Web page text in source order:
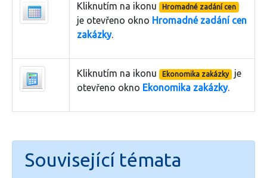
Kliknutím na ikonu Hromadné zadání cen
je otevřeno okno Hromadné zadání cen
zakázky.
Kliknutím na ikonu Ekonomika zakázky
je
otevřeno okno Ekonomika zakázky.
Související témata